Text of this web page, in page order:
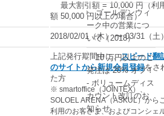
最大割引額 = 10,000 円（利
額 50,000 円以上の場合）
2018/02/01（木） 〜 03/31（土
上記発行期間中に、スピード翻
のサイトから新規会員登録をさ
た方
※ smartoffice（JOINTEX）、
SOLOEL ARENA（ASKUL）から
利用のお客さま、およびコンシェ
ゴールデンウィ
ーク中の営業につ
いて（2018）
10 万円以上のご
発注は 20% オフ！
- ボリュームディス
カウント改訂のお
知らせ